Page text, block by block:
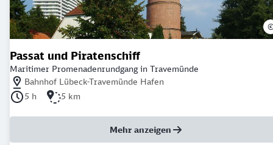
Passat und Piratenschiff
Maritimer Promenadenrundgang in Travemünde
Nächstgelegener Bahnhof: Bahnhof Lübeck-Travemünde Hafen
Bahnhof Lübeck-Travemünde Hafen
Dauer der Tour: 5 Stunden
5 h Länge der Tour: 5 Kilometer
5 km
Mehr anzeigen